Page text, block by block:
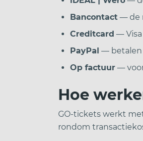
Bancontact — de
Creditcard —
PayPal — betalen
Op factuur —
Hoe
GO-tickets werkt
rondom